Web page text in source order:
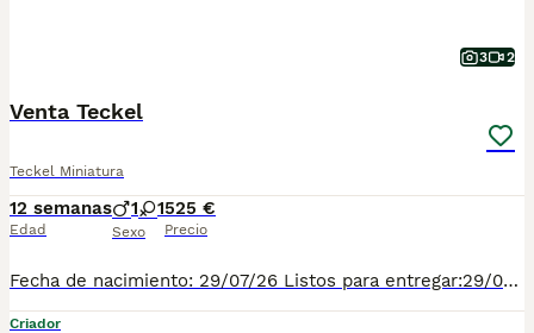
3 2
Venta Teckel
Teckel Miniatura
12 semanas
Edad
1 1
Sexo
525 €
Precio
Fecha de nacimiento: 29/07/26 Listos para entregar:29/09/26 Disponemos de 5 cámadas diferentes con un total de 26 cachorros. El precio depende del color: -Negro fuego Macho:525€ -Negro fuego Hembra:550€ -Arlequines gris plata machos:700€ -Arlequines gris plata hembras:800€ -Chocolate macho: 700€ -Chocolate hembra: 800€ -Arlequín chocolate hembra y macho: 1.200€ Los cachorros se entregan con 2 vacunas y 3 desparasitaciones, el pasaporte y el microchip.
Criador